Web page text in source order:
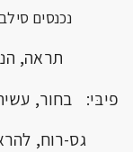
נכנסים
תראה, הנה
פיבּי: בחור,
גס-רוח,